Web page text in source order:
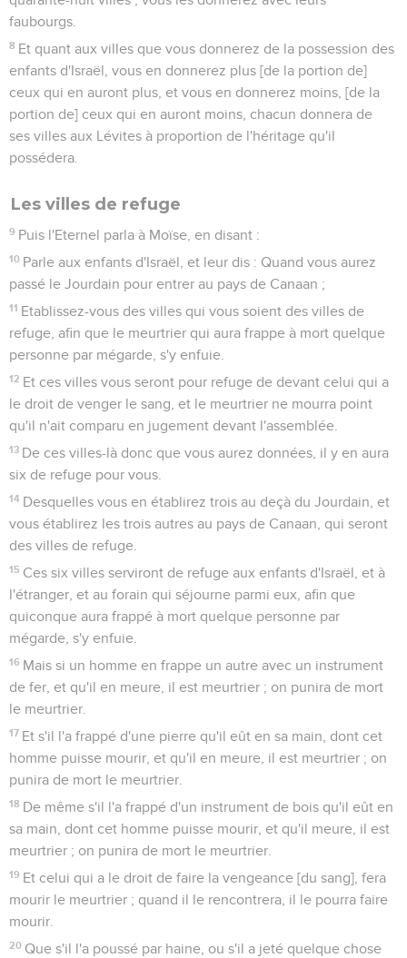
faubourgs.
8 Et quant aux villes que vous donnerez de la possession des
enfants d'Israël, vous en donnerez plus [de la portion de]
ceux qui en auront plus, et vous en donnerez moins, [de la
portion de] ceux qui en auront moins, chacun donnera de
ses villes aux Lévites à proportion de l'héritage qu'il
possédera.
Les villes de refuge
9 Puis l'Eternel parla à Moïse, en disant :
10 Parle aux enfants d'Israël, et leur dis : Quand vous aurez
passé le Jourdain pour entrer au pays de Canaan ;
11 Etablissez-vous des villes qui vous soient des villes de
refuge, afin que le meurtrier qui aura frappe à mort quelque
personne par mégarde, s'y enfuie.
12 Et ces villes vous seront pour refuge de devant celui qui a
le droit de venger le sang, et le meurtrier ne mourra point
qu'il n'ait comparu en jugement devant l'assemblée.
13 De ces villes-là donc que vous aurez données, il y en aura
six de refuge pour vous.
14 Desquelles vous en établirez trois au deçà du Jourdain, et
vous établirez les trois autres au pays de Canaan, qui seront
des villes de refuge.
15 Ces six villes serviront de refuge aux enfants d'Israël, et à
l'étranger, et au forain qui séjourne parmi eux, afin que
quiconque aura frappé à mort quelque personne par
mégarde, s'y enfuie.
16 Mais si un homme en frappe un autre avec un instrument
de fer, et qu'il en meure, il est meurtrier ; on punira de mort
le meurtrier.
17 Et s'il l'a frappé d'une pierre qu'il eût en sa main, dont cet
homme puisse mourir, et qu'il en meure, il est meurtrier ; on
punira de mort le meurtrier.
18 De même s'il l'a frappé d'un instrument de bois qu'il eût en
sa main, dont cet homme puisse mourir, et qu'il meure, il est
meurtrier ; on punira de mort le meurtrier.
19 Et celui qui a le droit de faire la vengeance [du sang], fera
mourir le meurtrier ; quand il le rencontrera, il le pourra faire
mourir.
20 Que s'il l'a poussé par haine, ou s'il a jeté quelque chose